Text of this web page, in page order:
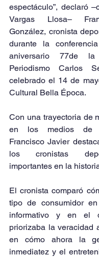
espectáculo”, declaró
Vargas Llosa–
González, cronista
durante la
aniversario 77de
Periodismo Carlos
celebrado el 14 de
Cultural Bella Época.
Con una trayectoria de
en los medios de
Francisco Javier
los cronistas
importantes en la
El cronista comparó
tipo de consumidor
informativo y en el
priorizaba la veracidad
en cómo ahora la
inmediatez y el